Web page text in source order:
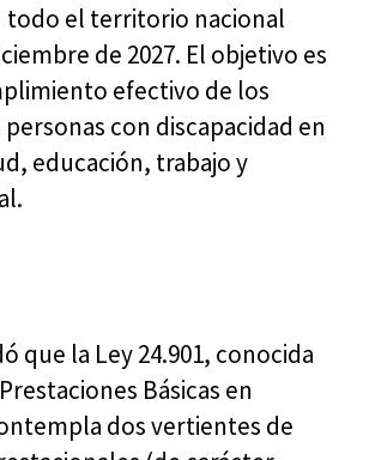
todo el territorio nacional
de 2027. El objetivo es
efectivo de los
con discapacidad en
educación, trabajo y
que la Ley 24.901, conocida
Básicas en
dos vertientes de